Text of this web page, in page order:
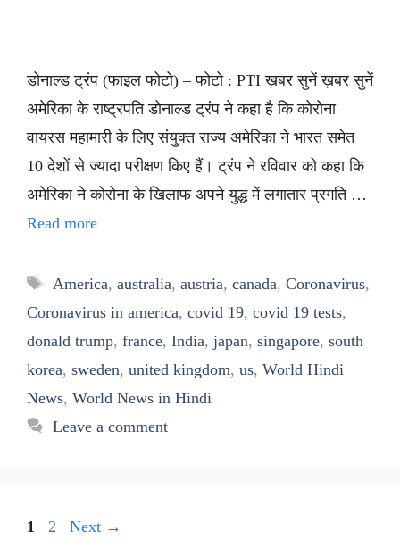
डोनाल्ड ट्रंप (फाइल फोटो) – फोटो : PTI ख़बर सुनें ख़बर सुनें
अमेरिका के राष्ट्रपति डोनाल्ड ट्रंप ने कहा है कि कोरोना
वायरस महामारी के लिए संयुक्त राज्य अमेरिका ने भारत समेत
10 देशों से ज्यादा परीक्षण किए हैं। ट्रंप ने रविवार को कहा कि
अमेरिका ने कोरोना के खिलाफ अपने युद्ध में लगातार प्रगति …
Read more
Tags
America, australia, austria, canada, Coronavirus,
Coronavirus in america, covid 19, covid 19 tests,
donald trump, france, India, japan, singapore, south
korea, sweden, united kingdom, us, World Hindi
News, World News in Hindi
Leave a comment
Page
1 Page
2 Next →